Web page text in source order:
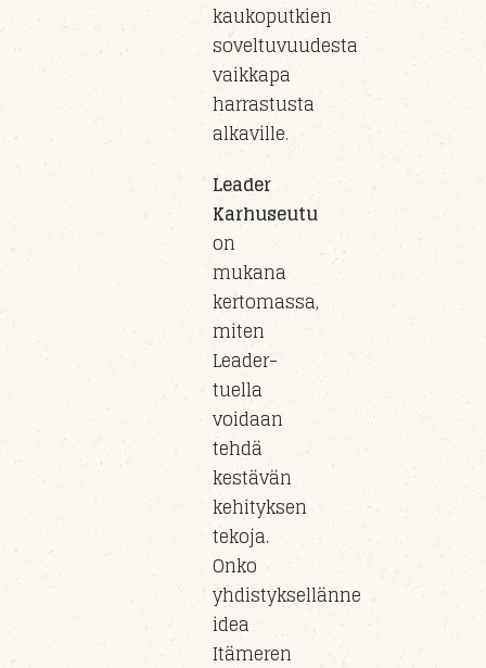
kaukoputkien
soveltuvuudesta
vaikkapa
harrastusta
alkaville.
Leader
Karhuseutu
on
mukana
kertomassa,
miten
Leader-
tuella
voidaan
tehdä
kestävän
kehityksen
tekoja.
Onko
yhdistyksellänne
idea
Itämeren